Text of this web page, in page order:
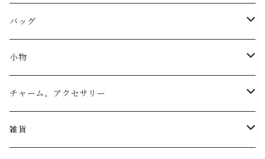
バッグ
トートバッグ
リュック
ショルダー
小物
小物入れ
チャーム、アクセサリー
バッグチャーム
雑貨